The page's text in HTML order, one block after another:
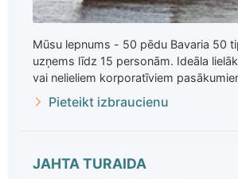
Mūsu lepnums - 50 pēdu Bavaria 50
uzņems līdz 15 personām. Ideāla
vai nelieliem korporatīviem
Pieteikt izbraucienu
JAHTA TURAIDA